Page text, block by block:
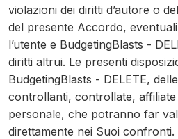
violazioni dei diritti d’autore o
del presente Accordo,
l’utente e BudgetingBlasts -
diritti altrui. Le presenti
BudgetingBlasts - DELETE,
controllanti, controllate,
personale, che potranno far
direttamente nei Suoi confronti.